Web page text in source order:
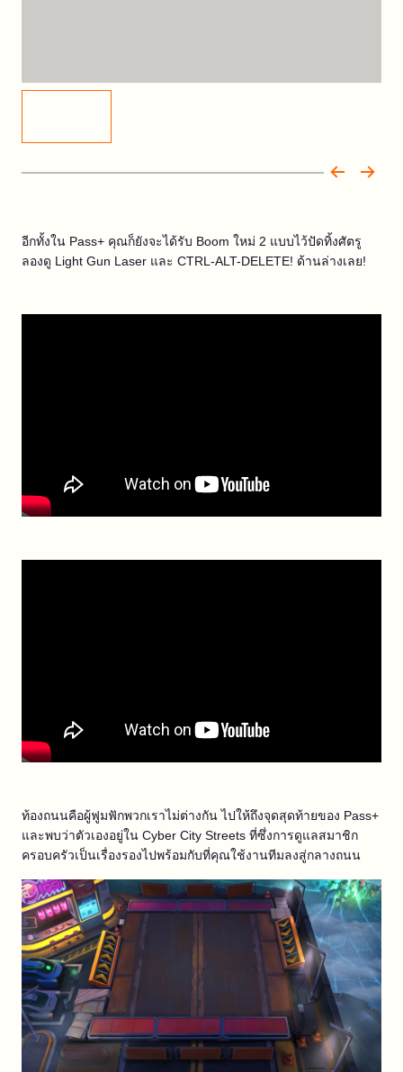
อีกทั้งใน Pass+ คุณก็ยังจะได้รับ Boom ใหม่ 2 แบบไว้ปัดทิ้งศัตรู
ลองดู Light Gun Laser และ CTRL-ALT-DELETE! ด้านล่างเลย!
ท้องถนนคือผู้ฟูมฟักพวกเราไม่ต่างกัน ไปให้ถึงจุดสุดท้ายของ Pass+
และพบว่าตัวเองอยู่ใน Cyber City Streets ที่ซึ่งการดูแลสมาชิก
ครอบครัวเป็นเรื่องรองไปพร้อมกับที่คุณใช้งานทีมลงสู่กลางถนน